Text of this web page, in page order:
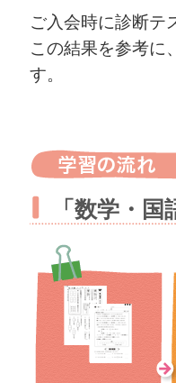
ご入会時に診断テ
この結果を参考に
す。
「数学・